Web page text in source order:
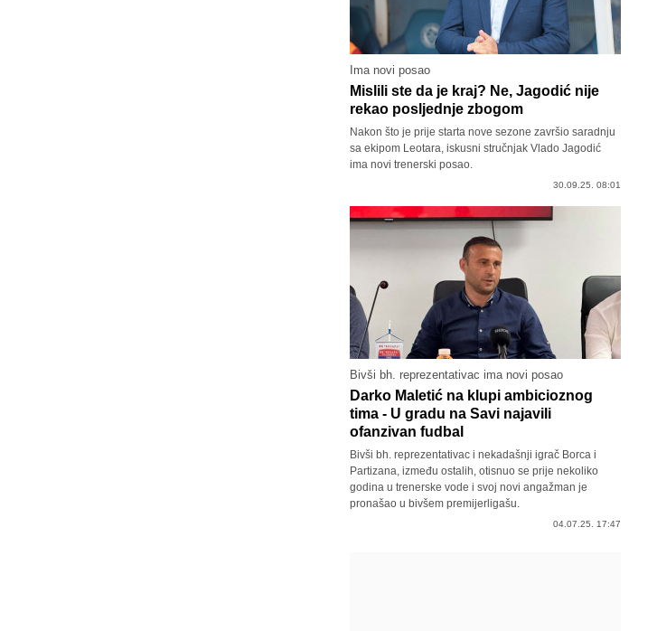
Ima novi posao
Mislili ste da je kraj? Ne, Jagodić nije
rekao posljednje zbogom
Nakon što je prije starta nove sezone završio saradnju
sa ekipom Leotara, iskusni stručnjak Vlado Jagodić
ima novi trenerski posao.
30.09.25. 08:01
Bivši bh. reprezentativac ima novi posao
Darko Maletić na klupi ambicioznog
tima - U gradu na Savi najavili
ofanzivan fudbal
Bivši bh. reprezentativac i nekadašnji igrač Borca i
Partizana, između ostalih, otisnuo se prije nekoliko
godina u trenerske vode i svoj novi angažman je
pronašao u bivšem premijerligašu.
04.07.25. 17:47